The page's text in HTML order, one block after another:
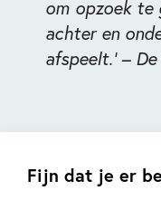
Fijn dat je er
om opzoek te
achter en
afspeelt.' –